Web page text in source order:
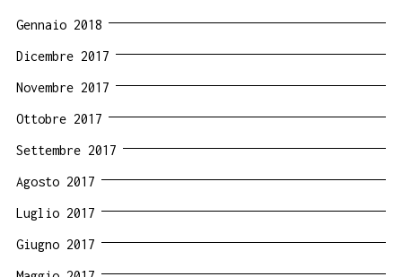
Gennaio 2018
Dicembre 2017
Novembre 2017
Ottobre 2017
Settembre 2017
Agosto 2017
Luglio 2017
Giugno 2017